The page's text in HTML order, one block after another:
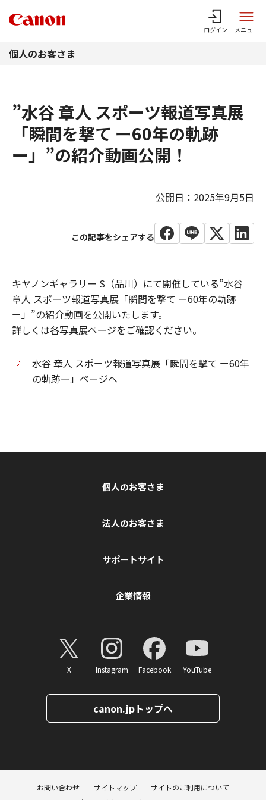
ログイン メニュー
個人のお客さま
”水谷 章人 スポーツ報道写真展
「瞬間を撃て ー60年の軌跡
ー」”の紹介動画公開！
公開日：2025年9月5日
キヤノンギャラリー S（品川）にて開催している”水谷
章人 スポーツ報道写真展「瞬間を撃て ー60年の軌跡
ー」”の紹介動画を公開いたします。
詳しくは各写真展ページをご確認ください。
水谷 章人 スポーツ報道写真展「瞬間を撃て ー60年
の軌跡ー」ページへ
個人のお客さま
法人のお客さま
サポートサイト
企業情報
X Instagram Facebook YouTube
canon.jpトップへ
お問い合わせ サイトマップ
サイトのご利用について